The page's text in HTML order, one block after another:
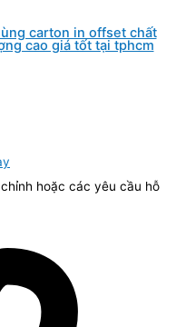
carton in offset chất
cao giá tốt tại tphcm
hoặc các yêu cầu hỗ